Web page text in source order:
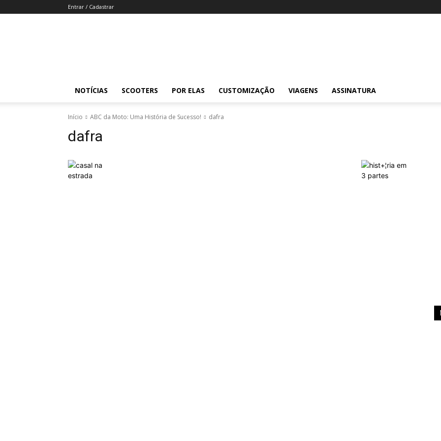
Entrar / Cadastrar
NOTÍCIAS SCOOTERS POR ELAS CUSTOMIZAÇÃO VIAGENS ASSINATURA
Início ABC da Moto: Uma História de Sucesso! dafra
dafra